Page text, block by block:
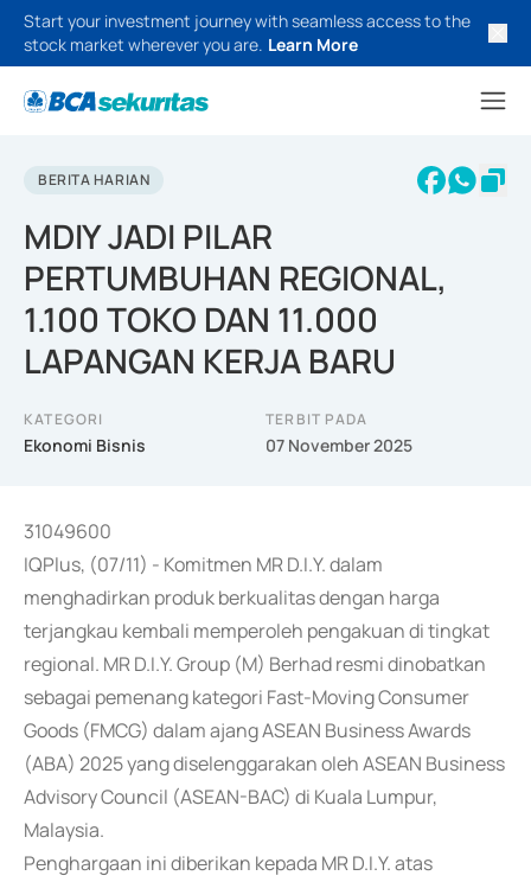
Start your investment journey with seamless access to the
stock market wherever you are. Learn More
BERITA HARIAN
MDIY JADI PILAR
PERTUMBUHAN REGIONAL,
1.100 TOKO DAN 11.000
LAPANGAN KERJA BARU
KATEGORI
Ekonomi Bisnis
TERBIT PADA
07 November 2025
31049600
IQPlus, (07/11) - Komitmen MR D.I.Y. dalam
menghadirkan produk berkualitas dengan harga
terjangkau kembali memperoleh pengakuan di tingkat
regional. MR D.I.Y. Group (M) Berhad resmi dinobatkan
sebagai pemenang kategori Fast-Moving Consumer
Goods (FMCG) dalam ajang ASEAN Business Awards
(ABA) 2025 yang diselenggarakan oleh ASEAN Business
Advisory Council (ASEAN-BAC) di Kuala Lumpur,
Malaysia.
Penghargaan ini diberikan kepada MR D.I.Y. atas